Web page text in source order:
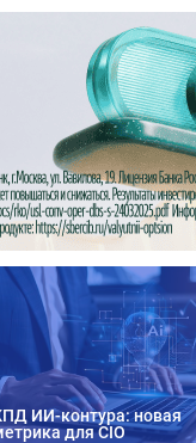
ИИ-контура: новая
для CIO